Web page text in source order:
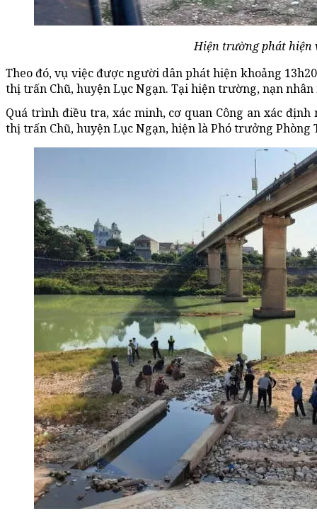
Hiện trường phát hiện
Theo đó, vụ việc được người dân phát hiện khoảng
thị trấn Chũ, huyện Lục Ngạn. Tại hiện trường, nạn nhân
Quá trình điều tra, xác minh, cơ quan Công an xác
thị trấn Chũ, huyện Lục Ngạn, hiện là Phó trưởng Phòng